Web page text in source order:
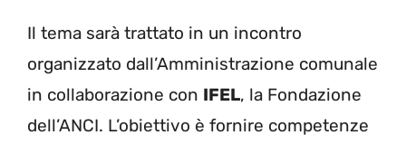
Il tema sarà trattato in un incontro
organizzato dall’Amministrazione comunale
in collaborazione con IFEL, la Fondazione
dell’ANCI. L’obiettivo è fornire competenze